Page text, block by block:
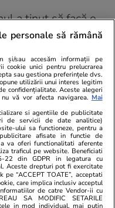
a ținut să facă o
convenționale
Cu toate
una oarecum
redusă a
americană
a dreptul
în contradicție
cărora
a SUA în Europa
analistul
personale să rămână
și/sau accesăm informații pe
cookie unici pentru prelucrarea
sau gestiona preferințele dvs.
utilizării unui interes legitim
confidențialitate. Aceste alegeri
vă vor afecta navigarea. Mai
si agentiile de publicitate
de servicii de date analitice)
ului sa functioneze, pentru a
afisate in functie de
va oferi functionalitati aferente
traficul pe website. Beneficiati
22 din GDPR in legatura cu
Aceste drepturi pot fi exercitate
pe “ACCEPT TOATE”, acceptati
care implica inclusiv acceptul
de catre Vendor-ii cu
SA MODIFIC SETARILE
in mod individual, mai putin